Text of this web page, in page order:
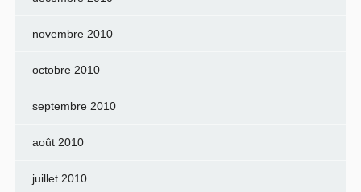
novembre 2010
octobre 2010
septembre 2010
août 2010
juillet 2010